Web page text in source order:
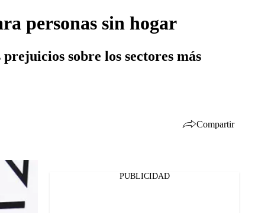
personas sin hogar
sobre los sectores más
Compartir
PUBLICIDAD